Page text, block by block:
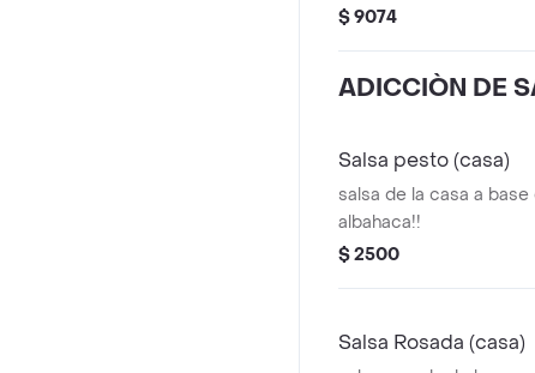
$ 9074
ADICCIÒN DE
Salsa pesto (casa)
salsa de la casa a
albahaca!!
$ 2500
Salsa Rosada (casa)